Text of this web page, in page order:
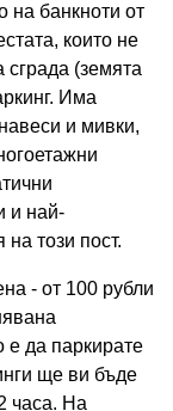
на банкноти от
които не
сграда (земята
Има
и мивки,
и най-
на този пост.
- от 100 рубли
е да паркирате
ще ви бъде
часа. На